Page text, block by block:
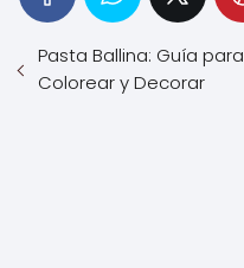
Pasta Ballina: Guía para
Colorear y Decorar